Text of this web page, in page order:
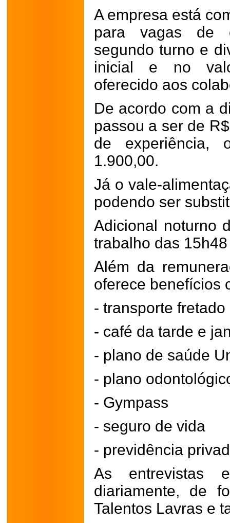
A empresa está
para vagas de
segundo turno e
inicial e no
oferecido aos
De acordo com a
passou a ser de
de
1.900,00.
Já o vale-
podendo ser
Adicional noturno
trabalho das
Além da
oferece benefícios
- transporte fretado
- café da tarde e
- plano de saúde
- plano
- Gympass
- seguro de vida
- previdência
As entrevistas
diariamente, de
Talentos Lavras e